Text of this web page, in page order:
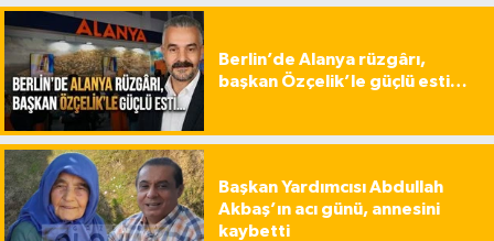
Berlin’de Alanya rüzgârı,
başkan Özçelik’le güçlü esti…
Başkan Yardımcısı Abdullah
Akbaş’ın acı günü, annesini
kaybetti